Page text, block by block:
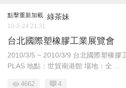
點擊重新加載 綠茶妹
10-2-24 21:31
台北國際塑橡膠工業展覽會
2010/3/5 ~ 2010/3/9 台北國際塑橡膠
PLAS 地點：世貿南港館 場地：全 ...
4662 4